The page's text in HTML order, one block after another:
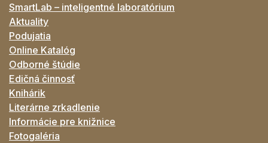
SmartLab – inteligentné laboratórium
Aktuality
Podujatia
Online Katalóg
Odborné štúdie
Edičná činnosť
Knihárik
Literárne zrkadlenie
Informácie pre knižnice
Fotogaléria